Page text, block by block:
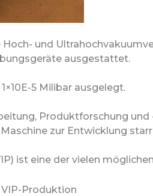
und
ausgestattet.
5 Milibar ausgelegt.
Produktforschung
zur Entwicklung
ist eine der vielen
Produktion